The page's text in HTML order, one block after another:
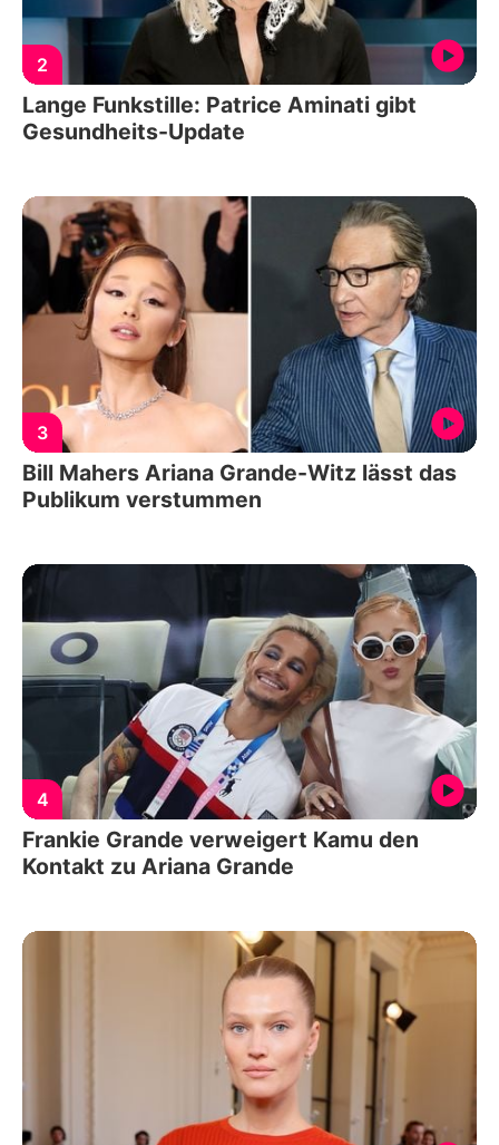
2
Lange Funkstille: Patrice Aminati gibt
Gesundheits-Update
3
Bill Mahers Ariana Grande-Witz lässt das
Publikum verstummen
4
Frankie Grande verweigert Kamu den
Kontakt zu Ariana Grande